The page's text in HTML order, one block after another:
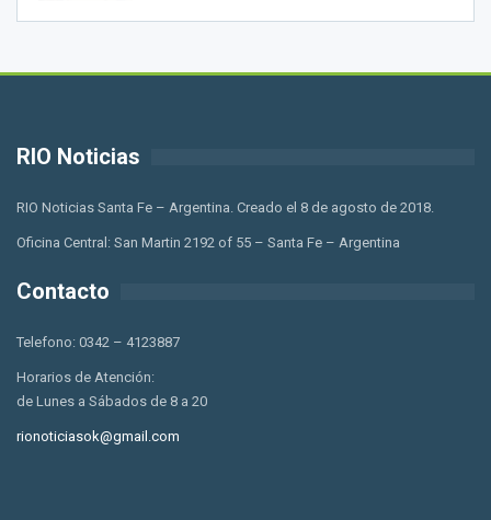
RIO Noticias
RIO Noticias Santa Fe – Argentina. Creado el 8 de agosto de 2018.
Oficina Central: San Martin 2192 of 55 – Santa Fe – Argentina
Contacto
Telefono: 0342 – 4123887
Horarios de Atención:
de Lunes a Sábados de 8 a 20
rionoticiasok@gmail.com